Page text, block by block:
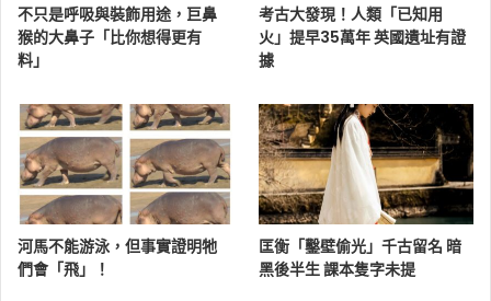
不只是呼吸與裝飾用途，巨鼻
猴的大鼻子「比你想得更有
料」
考古大發現！人類「已知用
火」提早35萬年 英國遺址有證
據
河馬不能游泳，但事實證明牠
們會「飛」！
匡衡「鑿壁偷光」千古留名 暗
黑後半生 課本隻字未提